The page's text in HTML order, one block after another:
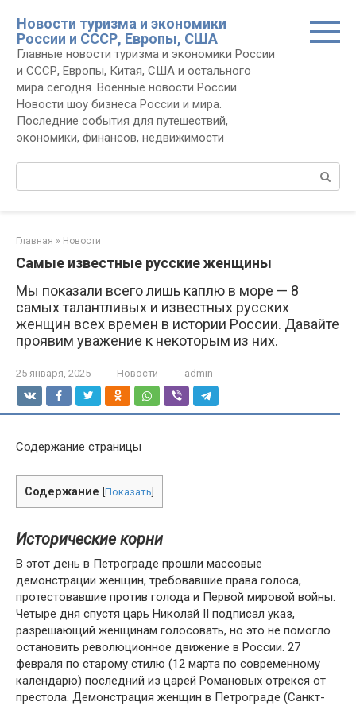
контенту
Новости туризма и экономики
России и СССР, Европы, США
Главные новости туризма и экономики России
и СССР, Европы, Китая, США и остального
мира сегодня. Военные новости России.
Новости шоу бизнеса России и мира.
Последние события для путешествий,
экономики, финансов, недвижимости
Поиск:
Главная » Новости
Самые известные русские женщины
Мы показали всего лишь каплю в море — 8
самых талантливых и известных русских
женщин всех времен в истории России. Давайте
проявим уважение к некоторым из них.
25 января, 2025 Новости admin
Содержание страницы
Содержание Показать
Исторические корни
В этот день в Петрограде прошли массовые
демонстрации женщин, требовавшие права голоса,
протестовавшие против голода и Первой мировой войны.
Четыре дня спустя царь Николай II подписал указ,
разрешающий женщинам голосовать, но это не помогло
остановить революционное движение в России. 27
февраля по старому стилю (12 марта по современному
календарю) последний из царей Романовых отрекся от
престола. Демонстрация женщин в Петрограде (Санкт-